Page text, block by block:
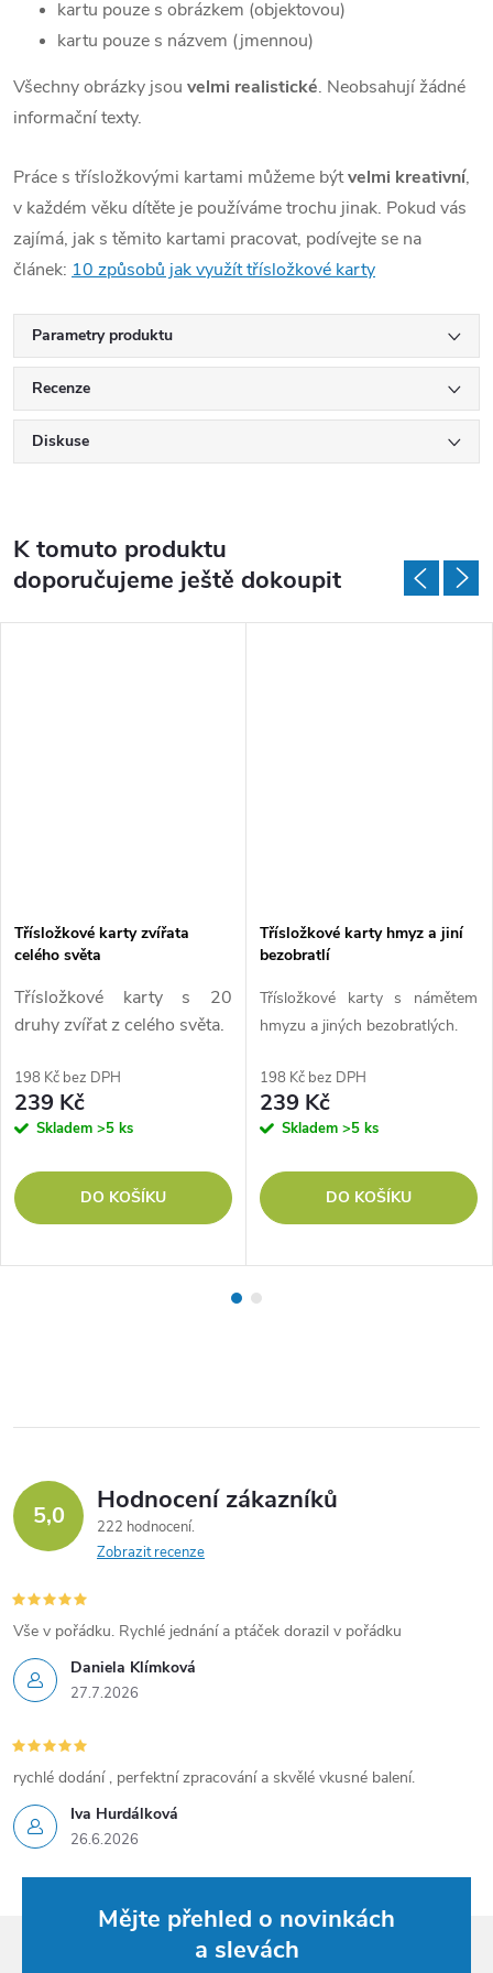
kartu pouze s obrázkem (objektovou)
kartu pouze s názvem (jmennou)
Všechny obrázky jsou velmi realistické. Neobsahují žádné
informační texty.
Práce s třísložkovými kartami můžeme býtvelmi kreativní,
v každém věku dítěte je používáme trochu jinak. Pokud vás
zajímá, jak s těmito kartami pracovat, podívejte se na
článek: 10 způsobů jak využít třísložkové karty
Parametry produktu
Recenze
Diskuse
K tomuto produktu
doporučujeme ještě dokoupit
Třísložkové karty zvířata
celého světa
Třísložkové karty s 20
druhy zvířat z celého světa.
198 Kč bez DPH
239 Kč
Skladem >5 ks
DO KOŠÍKU
Třísložkové karty hmyz a jiní
bezobratlí
Třísložkové karty s námětem
hmyzu a jiných bezobratlých.
198 Kč bez DPH
239 Kč
Skladem >5 ks
DO KOŠÍKU
5,0 Hodnocení zákazníků
222 hodnocení
Zobrazit recenze
Daniela Klímková
27.7.2026
Vše v pořádku. Rychlé jednání a ptáček dorazil v pořádku
Iva Hurdálková
26.6.2026
rychlé dodání , perfektní zpracování a skvělé vkusné balení.
Mějte přehled o novinkách
a slevách